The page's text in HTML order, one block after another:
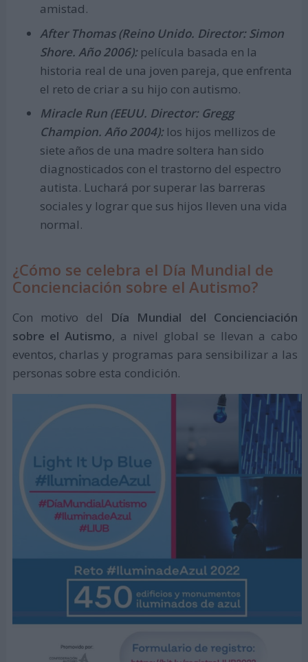
amistad.
After Thomas (Reino Unido. Director: Simon
Shore. Año 2006): película basada en la
historia real de una joven pareja, que enfrenta
el reto de criar a su hijo con autismo.
Miracle Run (EEUU. Director: Gregg
Champion. Año 2004):los hijos mellizos de
siete años de una madre soltera han sido
diagnosticados con el trastorno del espectro
autista. Luchará por superar las barreras
sociales y lograr que sus hijos lleven una vida
normal.
¿Cómo se celebra el Día Mundial de
Concienciación sobre el Autismo?
Con motivo del Día Mundial del Concienciación
sobre el Autismo, a nivel global se llevan a cabo
eventos, charlas y programas para sensibilizar a las
personas sobre esta condición.